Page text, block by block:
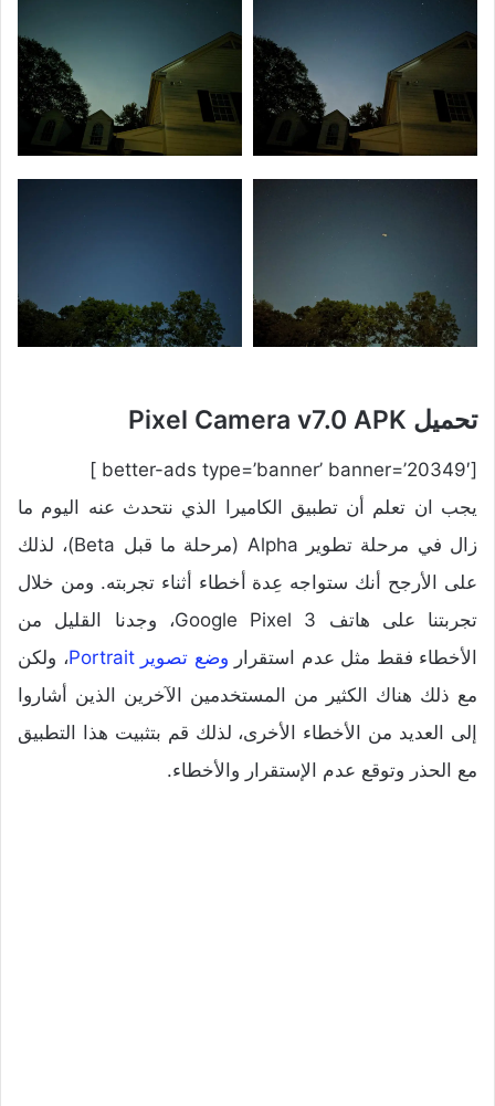
تحميل Pixel Camera v7.0 APK
[better-ads type=’banner’ banner=’20349′ ]
يجب ان تعلم أن تطبيق الكاميرا الذي نتحدث عنه اليوم ما
زال في مرحلة تطوير Alpha (مرحلة ما قبل Beta)، لذلك
على الأرجح أنك ستواجه عِدة أخطاء أثناء تجربته. ومن خلال
تجربتنا على هاتف Google Pixel 3، وجدنا القليل من
الأخطاء فقط مثل عدم استقرار وضع تصوير Portrait
، ولكن
مع ذلك هناك الكثير من المستخدمين الآخرين الذين أشاروا
إلى العديد من الأخطاء الأخرى، لذلك قم بتثبيت هذا التطبيق
مع الحذر وتوقع عدم الإستقرار والأخطاء.